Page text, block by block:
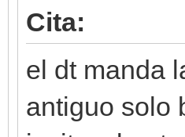
Cita:
el dt manda
antiguo solo